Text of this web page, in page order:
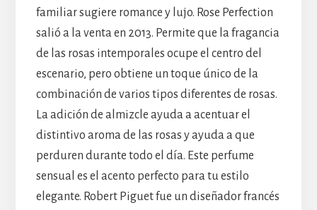
familiar sugiere romance y lujo. Rose Perfection
salió a la venta en 2013. Permite que la fragancia
de las rosas intemporales ocupe el centro del
escenario, pero obtiene un toque único de la
combinación de varios tipos diferentes de rosas.
La adición de almizcle ayuda a acentuar el
distintivo aroma de las rosas y ayuda a que
perduren durante todo el día. Este perfume
sensual es el acento perfecto para tu estilo
elegante. Robert Piguet fue un diseñador francés